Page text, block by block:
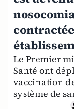
Le Premier
Santé ont
vaccination
système de